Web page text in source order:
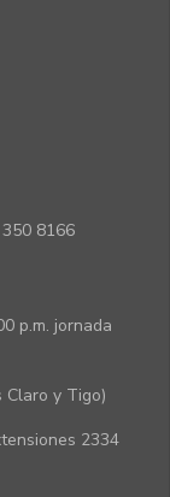
8166
p.m. jornada
y Tigo)
2334